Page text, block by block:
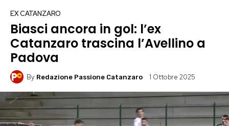
EX CATANZARO
Biasci ancora in gol: l’ex
Catanzaro trascina l’Avellino a
Padova
By Redazione Passione Catanzaro 1 Ottobre 2025